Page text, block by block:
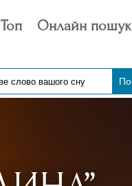
Онлайн пошук